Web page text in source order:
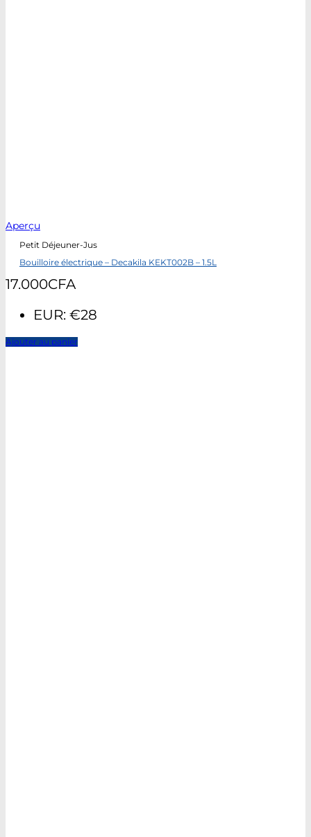
Aperçu
Petit Déjeuner-Jus
Bouilloire électrique – Decakila KEKT002B – 1.5L
17.000CFA
EUR: €28
Ajouter au panier